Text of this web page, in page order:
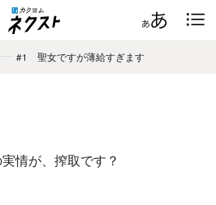
#1 聖女ですが薄給すぎます
情が、搾取です？